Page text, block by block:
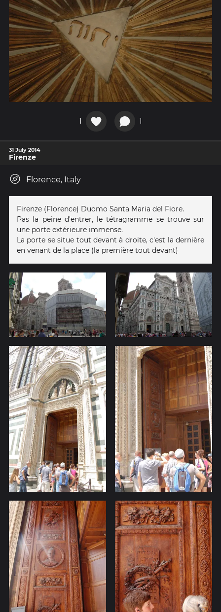
1 1
31 July 2014
Firenze
Florence, Italy
Firenze (Florence) Duomo Santa Maria del Fiore.
Pas la peine d'entrer, le tétragramme se trouve sur
une porte extérieure immense.
La porte se situe tout devant à droite, c'est la dernière
en venant de la place (la première tout devant)